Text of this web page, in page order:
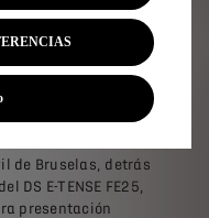
Line, disponible
la sinergia entre
Automobiles, que
en el Campeonato
marca ya ha ganado
de fabricantes.
de Bruselas, detrás
DS E-TENSE FE25,
presentación